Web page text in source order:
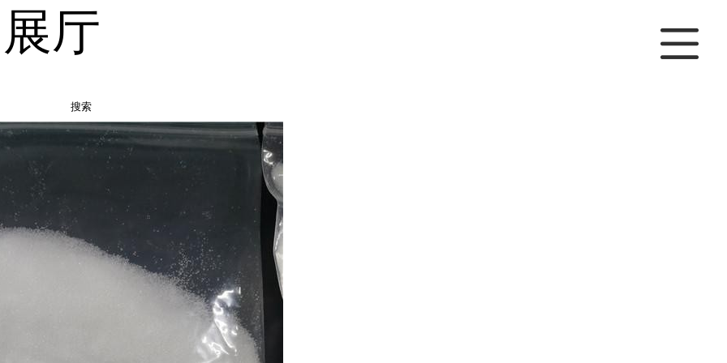
厅
搜索